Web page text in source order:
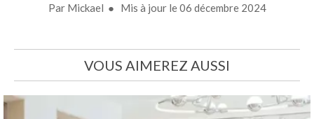
Par Mickael ● Mis à jour le06 décembre 2024
VOUS AIMEREZ AUSSI